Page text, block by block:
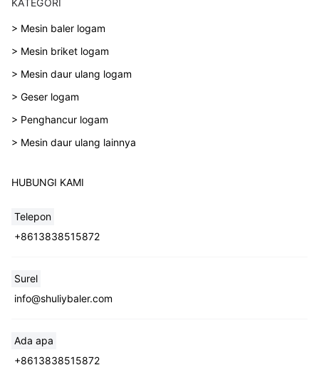
KATEGORI
> Mesin baler logam
> Mesin briket logam
> Mesin daur ulang logam
> Geser logam
> Penghancur logam
> Mesin daur ulang lainnya
HUBUNGI KAMI
Telepon
+8613838515872
Surel
info@shuliybaler.com
Ada apa
+8613838515872